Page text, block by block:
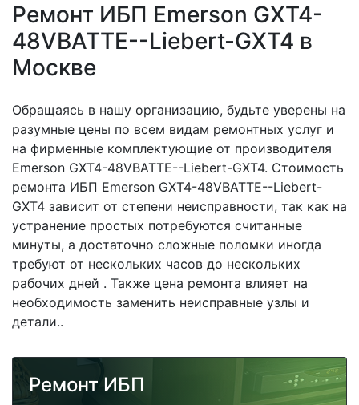
Ремонт ИБП Emerson GXT4-
48VBATTE--Liebert-GXT4 в
Москве
Обращаясь в нашу организацию, будьте уверены на
разумные цены по всем видам ремонтных услуг и
на фирменные комплектующие от производителя
Emerson GXT4-48VBATTE--Liebert-GXT4. Стоимость
ремонта ИБП Emerson GXT4-48VBATTE--Liebert-
GXT4 зависит от степени неисправности, так как на
устранение простых потребуются считанные
минуты, а достаточно сложные поломки иногда
требуют от нескольких часов до нескольких
рабочих дней . Также цена ремонта влияет на
необходимость заменить неисправные узлы и
детали..
Ремонт ИБП